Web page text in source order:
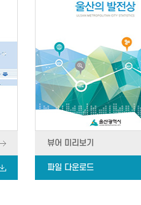
뷰어 미리보기
파일 다운로드